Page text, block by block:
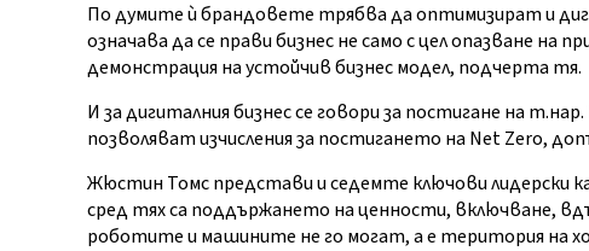
По думите ѝ брандовете трябва да оптимизират и
означава да се прави бизнес не само с цел опазване на
демонстрация на устойчив бизнес модел, подчерта тя.
И за дигиталния бизнес се говори за постигане на
позволяват изчисления за постигането на Net Zero,
Жюстин Томс представи и седемте ключови лидерски
сред тях са поддържането на ценности, включване,
роботите и машините не го могат, а е територия на